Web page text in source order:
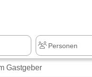
Gastgeber